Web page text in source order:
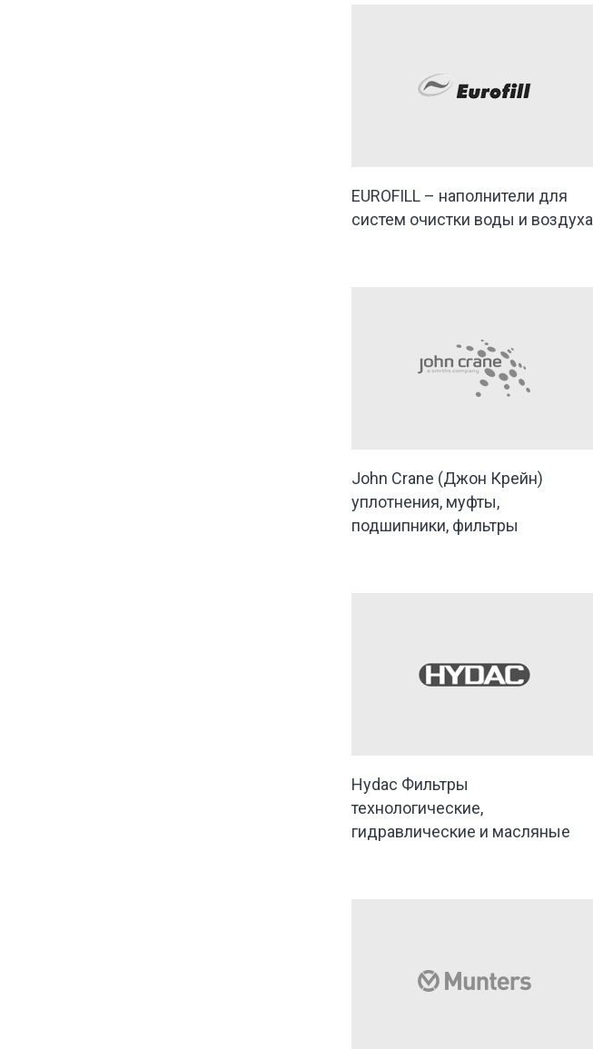
EUROFILL – наполнители для
систем очистки воды и воздуха
John Crane (Джон Крейн)
уплотнения, муфты,
подшипники, фильтры
Hydac Фильтры
технологические,
гидравлические и масляные